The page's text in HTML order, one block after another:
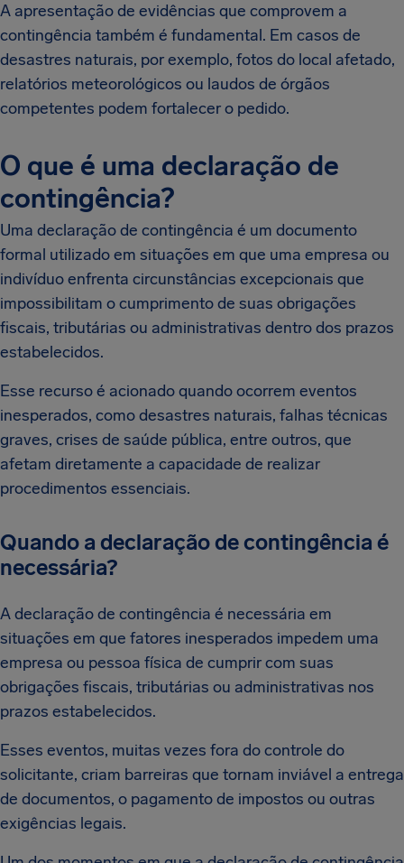
A apresentação de evidências que comprovem a
contingência também é fundamental. Em casos de
desastres naturais, por exemplo, fotos do local afetado,
relatórios meteorológicos ou laudos de órgãos
competentes podem fortalecer o pedido.
O que é uma declaração de
contingência?
Uma declaração de contingência é um documento
formal utilizado em situações em que uma empresa ou
indivíduo enfrenta circunstâncias excepcionais que
impossibilitam o cumprimento de suas obrigações
fiscais, tributárias ou administrativas dentro dos prazos
estabelecidos.
Esse recurso é acionado quando ocorrem eventos
inesperados, como desastres naturais, falhas técnicas
graves, crises de saúde pública, entre outros, que
afetam diretamente a capacidade de realizar
procedimentos essenciais.
Quando a declaração de contingência é
necessária?
A declaração de contingência é necessária em
situações em que fatores inesperados impedem uma
empresa ou pessoa física de cumprir com suas
obrigações fiscais, tributárias ou administrativas nos
prazos estabelecidos.
Esses eventos, muitas vezes fora do controle do
solicitante, criam barreiras que tornam inviável a entrega
de documentos, o pagamento de impostos ou outras
exigências legais.